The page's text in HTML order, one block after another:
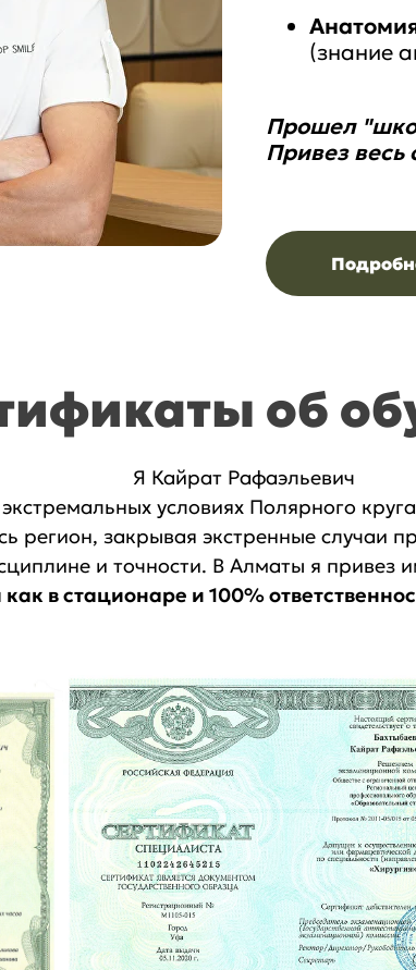
(знание
Прошел
Привез весь
об
​Я Кайрат Рафаэльевич
условиях Полярного
регион, закрывая экстренные случаи
и точности. В Алматы я привез
в стационаре и 100%